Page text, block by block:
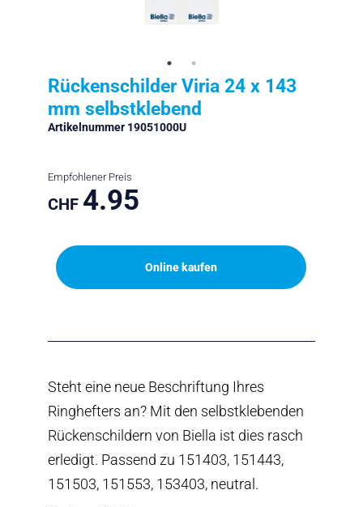
Rückenschilder Viria 24 x 143
mm selbstklebend
Artikelnummer 19051000U
Empfohlener Preis
CHF 4.95
Online kaufen
Steht eine neue Beschriftung Ihres
Ringhefters an? Mit den selbstklebenden
Rückenschildern von Biella ist dies rasch
erledigt. Passend zu 151403, 151443,
151503, 151553, 153403, neutral.